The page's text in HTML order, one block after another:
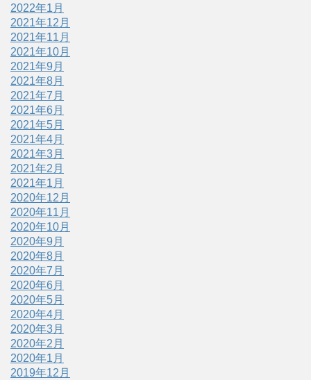
2022年1月
2021年12月
2021年11月
2021年10月
2021年9月
2021年8月
2021年7月
2021年6月
2021年5月
2021年4月
2021年3月
2021年2月
2021年1月
2020年12月
2020年11月
2020年10月
2020年9月
2020年8月
2020年7月
2020年6月
2020年5月
2020年4月
2020年3月
2020年2月
2020年1月
2019年12月